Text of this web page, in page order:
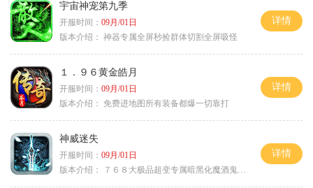
宇宙神宠第九季
开服时间： 09月/01日
版本介绍： 神器专属全屏秒捡群体切割全屏吸怪
详情
１．９６黄金皓月
开服时间： 09月/01日
版本介绍： 免费进地图所有装备都爆一切靠打
详情
神威迷失
开服时间： 09月/01日
版本介绍：
７６８大极品超变专属暗黑化魔酒鬼微变合击火
详情